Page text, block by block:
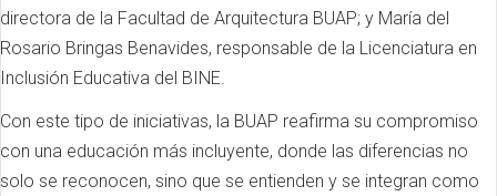
directora de la Facultad de Arquitectura BUAP; y María del
Rosario Bringas Benavides, responsable de la Licenciatura en
Inclusión Educativa del BINE.
Con este tipo de iniciativas, la BUAP reafirma su compromiso
con una educación más incluyente, donde las diferencias no
solo se reconocen, sino que se entienden y se integran como